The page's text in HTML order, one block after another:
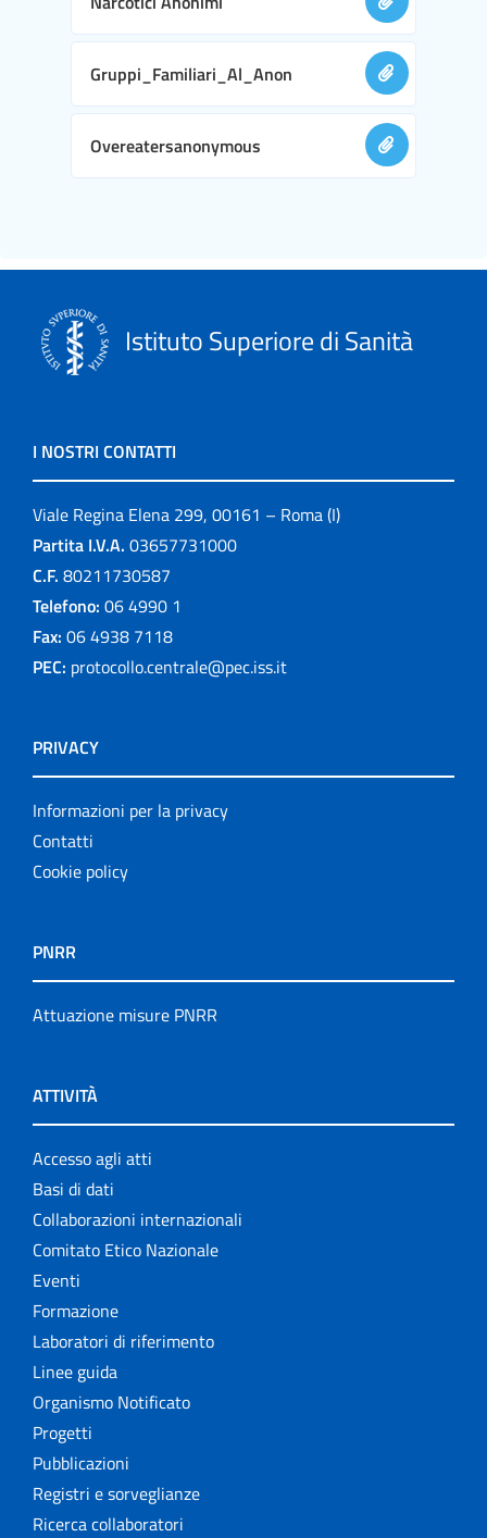
Gruppi_Familiari_Al_Anon
Overeatersanonymous
Istituto Superiore di Sanità
I NOSTRI CONTATTI
Viale Regina Elena 299, 00161 – Roma (I)
Partita I.V.A. 03657731000
C.F. 80211730587
Telefono: 06 4990 1
Fax: 06 4938 7118
PEC: protocollo.centrale@pec.iss.it
PRIVACY
Informazioni per la privacy
Contatti
Cookie policy
PNRR
Attuazione misure PNRR
ATTIVITÀ
Accesso agli atti
Basi di dati
Collaborazioni internazionali
Comitato Etico Nazionale
Eventi
Formazione
Laboratori di riferimento
Linee guida
Organismo Notificato
Progetti
Pubblicazioni
Registri e sorveglianze
Ricerca collaboratori